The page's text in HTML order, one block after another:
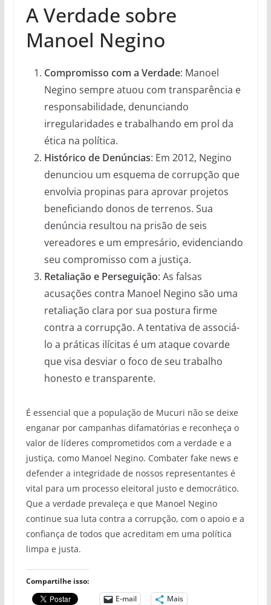
A Verdade sobre
Manoel Negino
Compromisso com a Verdade: Manoel
Negino sempre atuou com transparência e
responsabilidade, denunciando
irregularidades e trabalhando em prol da
ética na política.
Histórico de Denúncias: Em 2012, Negino
denunciou um esquema de corrupção que
envolvia propinas para aprovar projetos
beneficiando donos de terrenos. Sua
denúncia resultou na prisão de seis
vereadores e um empresário, evidenciando
seu compromisso com a justiça.
Retaliação e Perseguição: As falsas
acusações contra Manoel Negino são uma
retaliação clara por sua postura firme
contra a corrupção. A tentativa de associá-
lo a práticas ilícitas é um ataque covarde
que visa desviar o foco de seu trabalho
honesto e transparente.
É essencial que a população de Mucuri não se deixe
enganar por campanhas difamatórias e reconheça o
valor de líderes comprometidos com a verdade e a
justiça, como Manoel Negino. Combater fake news e
defender a integridade de nossos representantes é
vital para um processo eleitoral justo e democrático.
Que a verdade prevaleça e que Manoel Negino
continue sua luta contra a corrupção, com o apoio e a
confiança de todos que acreditam em uma política
limpa e justa.
Compartilhe isso:
E-mail
Mais